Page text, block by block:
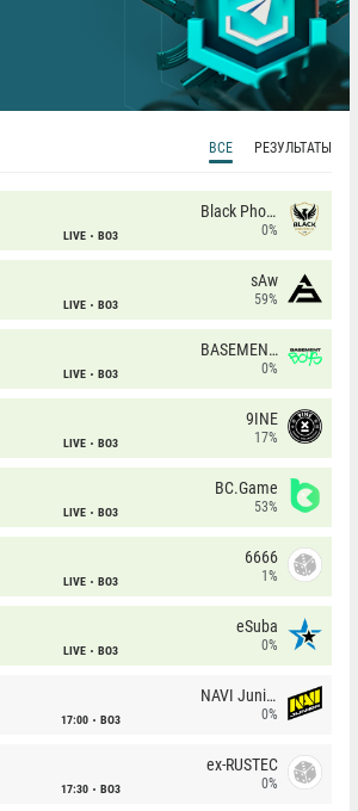
ВСЕ РЕЗУЛЬТАТЫ
LIVE BO3
Black Phoenix
0%
LIVE BO3
sAw
59%
LIVE BO3
BASEMENT BOYS
0%
LIVE BO3
9INE
17%
LIVE BO3
BC.Game
53%
LIVE BO3
6666
1%
LIVE BO3
eSuba
0%
17:00 BO3
NAVI Junior
0%
17:30 BO3
ex-RUSTEC
0%